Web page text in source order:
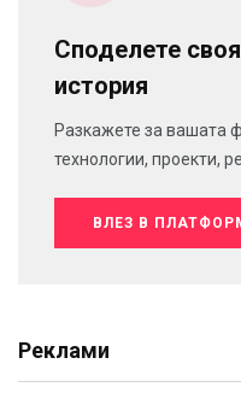
Споделете
история
Разкажете за вашата
технологии, проекти,
ВЛЕЗ В
Реклами